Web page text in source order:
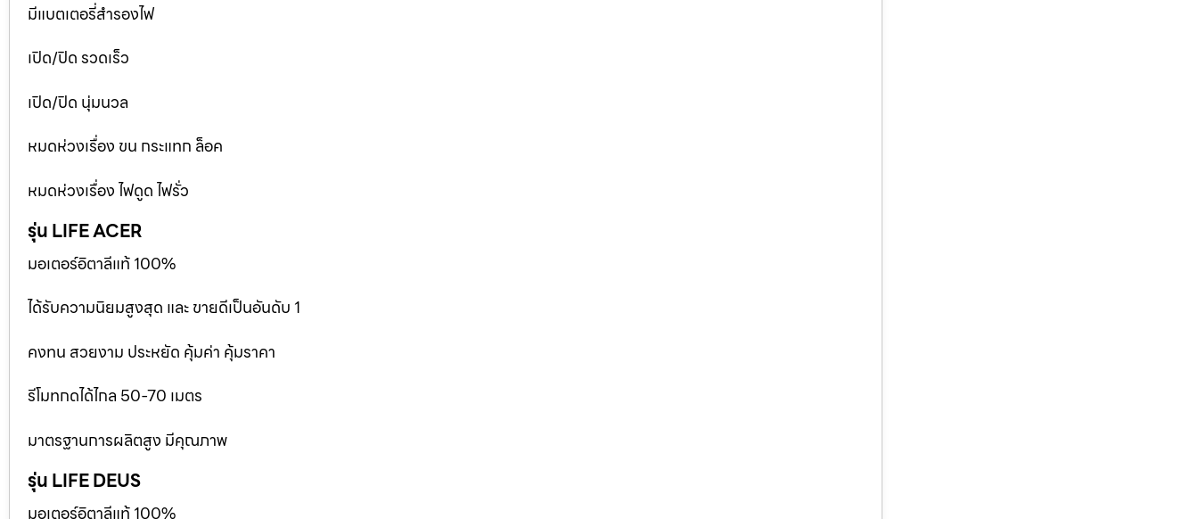
มีแบตเตอรี่สำรองไฟ
เปิด/ปิด รวดเร็ว
เปิด/ปิด นุ่มนวล
หมดห่วงเรื่อง ขน กระแทก ล็อค
หมดห่วงเรื่อง ไฟดูด ไฟรั่ว
รุ่น LIFE ACER
มอเตอร์อิตาลีแท้ 100%
ได้รับความนิยมสูงสุด และ ขายดีเป็นอันดับ 1
คงทน สวยงาม ประหยัด คุ้มค่า คุ้มราคา
รีโมทกดได้ไกล 50-70 เมตร
มาตรฐานการผลิตสูง มีคุณภาพ
รุ่น LIFE DEUS
มอเตอร์อิตาลีแท้ 100%